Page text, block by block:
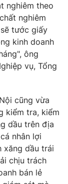
có sự chấp
phát hành lại
nghiêm theo
nghiêm
tước giấy
kinh doanh
ông
vụ, Tổng
cũng vừa
kiểm tra, kiểm
dầu trên địa
nhân lợi
xăng dầu trái
chịu trách
bán lẻ